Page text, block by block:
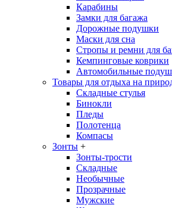
Карабины
Замки для багажа
Дорожные подушки
Маски для сна
Стропы и ремни для
Кемпинговые коврики
Автомобильные
Товары для отдыха на
Складные стулья
Бинокли
Пледы
Полотенца
Компасы
Зонты +
Зонты-трости
Складные
Необычные
Прозрачные
Мужские